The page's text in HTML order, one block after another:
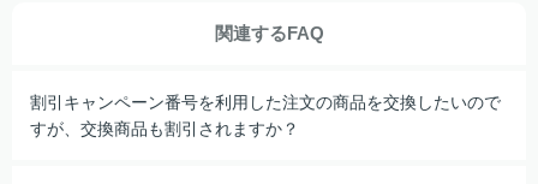
関連するFAQ
割引キャンペーン番号を利用した注文の商品を交換したいので
すが、交換商品も割引されますか？